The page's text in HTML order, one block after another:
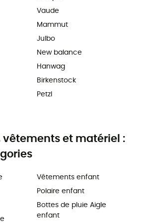
Vaude
Mammut
Julbo
New balance
Hanwag
Birkenstock
Petzl
vêtements et matériel :
Vêtements enfant
Polaire enfant
Bottes de pluie Aigle
enfant